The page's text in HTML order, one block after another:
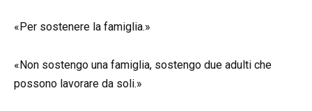
«Per sostenere la famiglia.»
«Non sostengo una famiglia, sostengo due adulti che
possono lavorare da soli.»